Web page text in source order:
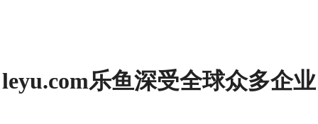
leyu.com乐鱼深受全球众多企业